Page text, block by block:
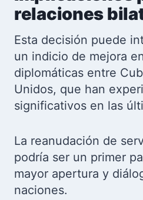
relaciones
Esta decisión puede
un indicio de mejora
diplomáticas entre
Unidos, que han
significativos en las
La reanudación de
podría ser un primer
mayor apertura y
naciones.